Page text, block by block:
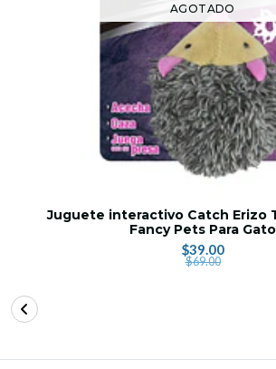
AGOTADO
Juguete interactivo Catch Erizo
Fancy Pets Para Gato
$39.00
$69.00